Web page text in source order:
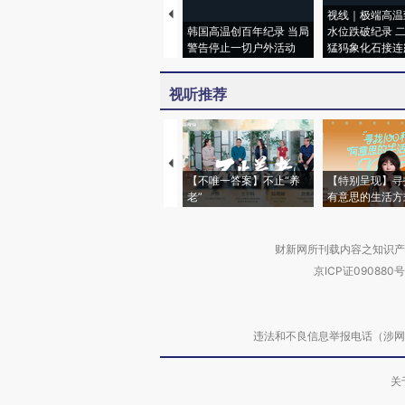
韩国高温创百年纪录 当局
警告停止一切户外活动
视线｜极端高
水位跌破纪录
猛犸象化石接
视听推荐
【不唯一答案】不止“养
老”
【特别呈现】
有意思的生活方
财新网所刊载内容之知识
京ICP证090880号
违法和不良信息举报电话（涉
关